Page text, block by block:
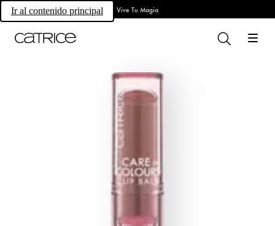
Ir al contenido principal Vive Tu Magia